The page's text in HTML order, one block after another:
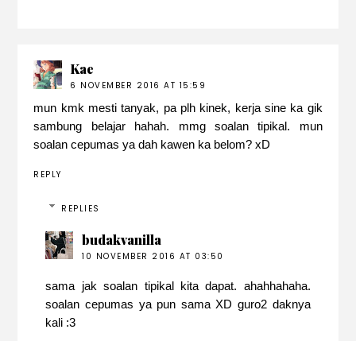
Kae
6 NOVEMBER 2016 AT 15:59
mun kmk mesti tanyak, pa plh kinek, kerja sine ka gik
sambung belajar hahah. mmg soalan tipikal. mun
soalan cepumas ya dah kawen ka belom? xD
REPLY
REPLIES
budakvanilla
10 NOVEMBER 2016 AT 03:50
sama jak soalan tipikal kita dapat. ahahhahaha.
soalan cepumas ya pun sama XD guro2 daknya
kali :3